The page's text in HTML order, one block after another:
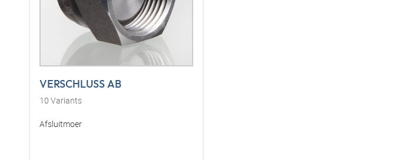
VERSCHLUSS AB
10 Variants
Afsluitmoer